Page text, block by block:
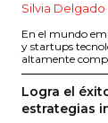
Silvia Delgado
En el mundo
y startups
altamente
Logra el
estrategias